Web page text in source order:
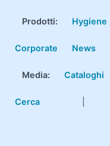
Prodotti: Hygiene
Corporate News
Media: Cataloghi
Cerca